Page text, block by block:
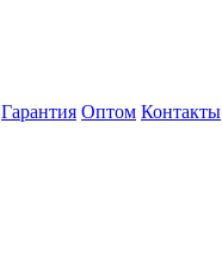
Гарантия Оптом Контакты